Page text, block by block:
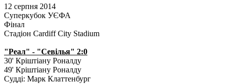
12 серпня 2014
Суперкубок УЄФА
Фінал
Стадіон Cardiff City Stadium
"Реал" - "Севілья" 2:0
30' Кріштіану Роналду
49' Кріштіану Роналду
Судді: Марк Клаттенбург